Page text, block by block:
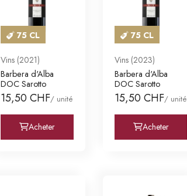
75 CL
Vins (2021)
Barbera d'Alba
DOC Sarotto
15,50 CHF/ unité
Acheter
75 CL
Vins (2023)
Barbera d'Alba
DOC Sarotto
15,50 CHF/ unité
Acheter